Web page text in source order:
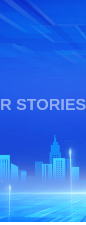
STORIES